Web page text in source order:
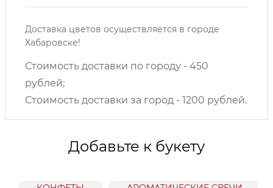
Доставка цветов осуществляется в городе
Хабаровске!
Стоимость доставки по городу - 450
рублей;
Стоимость доставки за город - 1200 рублей.
Добавьте к букету